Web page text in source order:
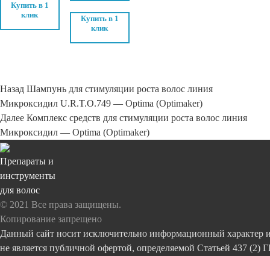
Купить в 1
клик
Купить в 1
клик
Навигация
по
записям
Назад Предыдущая
запись:
Шампунь для стимуляции роста волос линия
Микроксидил U.R.T.O.749 — Optima (Optimaker)
Далее Следующая
запись:
Комплекс средств для стимуляции роста волос линия
Микроксидил — Optima (Optimaker)
Препараты и
инструменты
для волос
© 2021 Все права защищены.
Копирование запрещено
Данный сайт носит исключительно информационный характер
не является публичной офертой, определяемой Статьей 437 (2)